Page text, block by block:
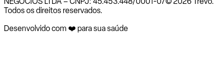
Todos os direitos reservados.
Desenvolvido com ❤️ para sua saúde